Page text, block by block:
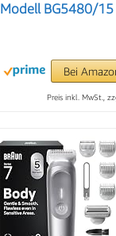
Modell BG5480/15
Bei
Preis inkl. MwSt.,